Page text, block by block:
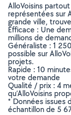
AlloVoisins
représentées sur
grande ville,
Efficace : Une
millions de
Généraliste : 1
possible sur
projets.
Rapide : 10
votre demande
Qualité / prix : 4
qu’AlloVoisins
* Données issues
échantillon de 5